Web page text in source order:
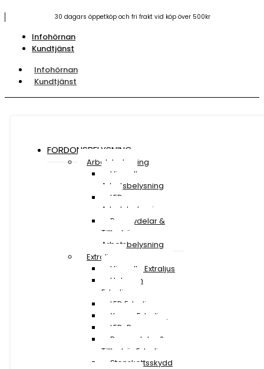
30 dagars öppetköp och fri frakt vid köp över 500kr
Infohörnan
Kundtjänst
Infohörnan
Kundtjänst
FORDONSBELYSNING
Arbetsbelysning
Visa all
Arbetsbelysning
LED
Arbetsbelysning
Reservdelar &
Tillbehör
Arbetsbelysning
Extraljus
Visa alla Extraljus
Halogen
Extraljus
LED Extraljus
Xenon Extraljus
LED-Ramper
Reservdelar &
Tillbehör Extraljus
Stenskottsskydd